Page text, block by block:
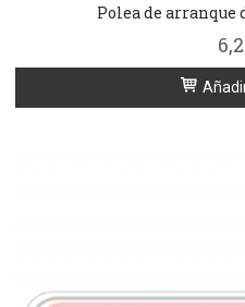
Polea de arranque